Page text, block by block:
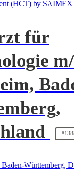
für
Württemberg,